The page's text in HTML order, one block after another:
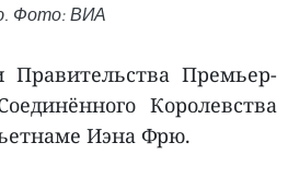
Фото: ВИА
Премьер-
Королевства
Иэна Фрю.